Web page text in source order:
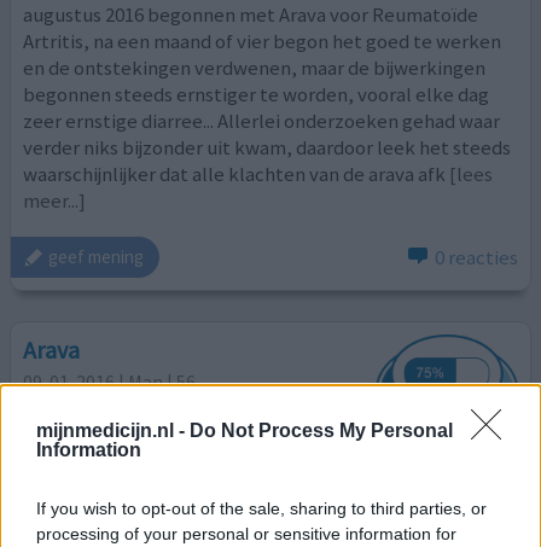
mijnmedicijn.nl - Do Not Process My Personal
Information
If you wish to opt-out of the sale, sharing to third parties, or
processing of your personal or sensitive information for
augustus 2016 begonnen met Arava voor Reumatoïde
Artritis, na een maand of vier begon het goed te werken
en de ontstekingen verdwenen, maar de bijwerkingen
begonnen steeds ernstiger te worden, vooral elke dag
zeer ernstige diarree... Allerlei onderzoeken gehad waar
verder niks bijzonder uit kwam, daardoor leek het steeds
waarschijnlijker dat alle klachten van de arava afk [lees
meer...]
geef mening 0 reacties
Arava
09-01-2016 | Man | 56
Reumatoïde artritis
Hoeveelheid bijwerkingen